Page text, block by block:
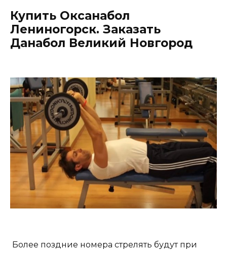
Купить Оксанабол
Лениногорск. Заказать
Данабол Великий Новгород
Более поздние номера стрелять будут при